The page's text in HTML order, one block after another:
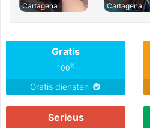
Cartagena
Cartagena
Gratis
100%
Gratis diensten
Serieus